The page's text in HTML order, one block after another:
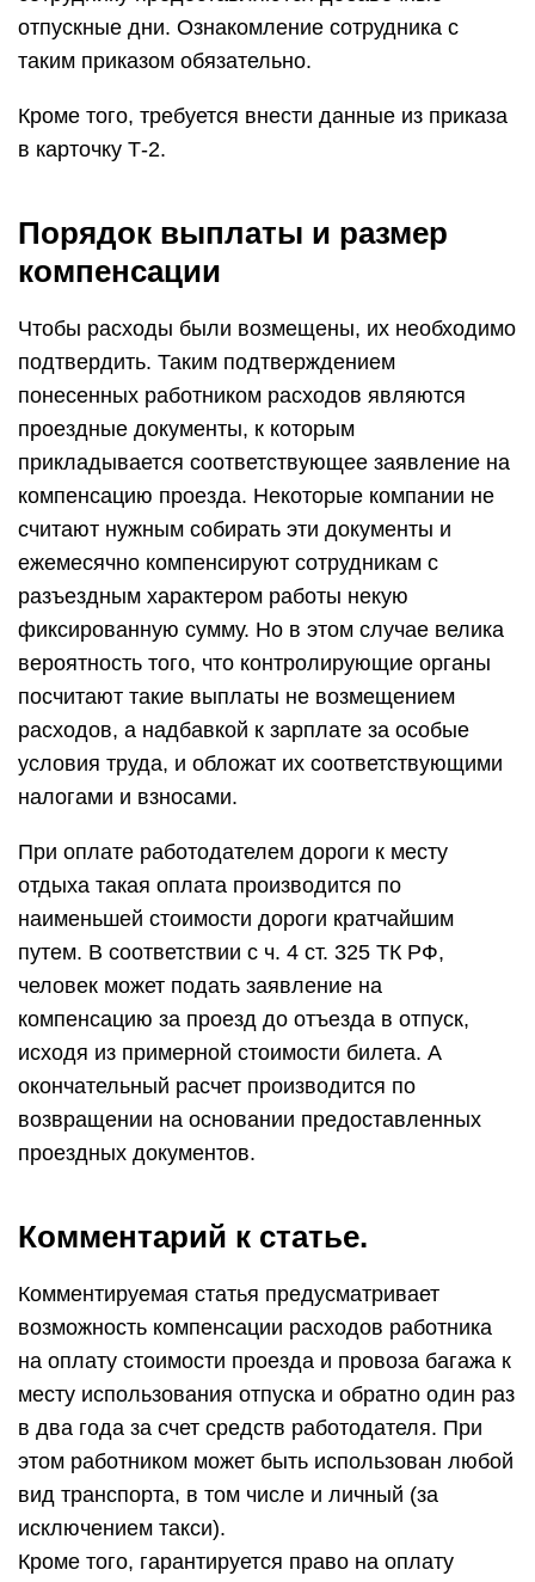
отпускные дни. Ознакомление сотрудника с
таким приказом обязательно.
Кроме того, требуется внести данные из приказа
в карточку Т-2.
Порядок выплаты и размер
компенсации
Чтобы расходы были возмещены, их необходимо
подтвердить. Таким подтверждением
понесенных работником расходов являются
проездные документы, к которым
прикладывается соответствующее заявление на
компенсацию проезда. Некоторые компании не
считают нужным собирать эти документы и
ежемесячно компенсируют сотрудникам с
разъездным характером работы некую
фиксированную сумму. Но в этом случае велика
вероятность того, что контролирующие органы
посчитают такие выплаты не возмещением
расходов, а надбавкой к зарплате за особые
условия труда, и обложат их соответствующими
налогами и взносами.
При оплате работодателем дороги к месту
отдыха такая оплата производится по
наименьшей стоимости дороги кратчайшим
путем. В соответствии с ч. 4 ст. 325 ТК РФ,
человек может подать заявление на
компенсацию за проезд до отъезда в отпуск,
исходя из примерной стоимости билета. А
окончательный расчет производится по
возвращении на основании предоставленных
проездных документов.
Комментарий к статье.
Комментируемая статья предусматривает
возможность компенсации расходов работника
на оплату стоимости проезда и провоза багажа к
месту использования отпуска и обратно один раз
в два года за счет средств работодателя. При
этом работником может быть использован любой
вид транспорта, в том числе и личный (за
исключением такси).
Кроме того, гарантируется право на оплату